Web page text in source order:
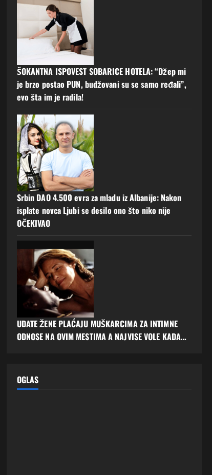
ŠOKANTNA ISPOVEST SOBARICE HOTELA: “Džep mi
je brzo postao PUN, budžovani su se samo ređali”,
evo šta im je radila!
Srbin DAO 4.500 evra za mladu iz Albanije: Nakon
isplate novca Ljubi se desilo ono što niko nije
OČEKIVAO
UDATE ŽENE PLAĆAJU MUŠKARCIMA ZA INTIMNE
ODNOSE NA OVIM MESTIMA A NAJVISE VOLE KADA…
OGLAS